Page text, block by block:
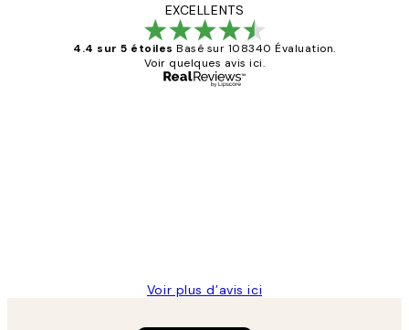
EXCELLENTS
4.4 sur 5 étoiles Basé sur 108340 Évaluation.
Voir quelques avis ici.
Voir plus d’avis ici